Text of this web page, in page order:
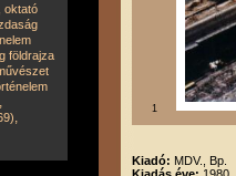
oktató
földrajza
,
,
1
Kiadó: MDV., Bp.